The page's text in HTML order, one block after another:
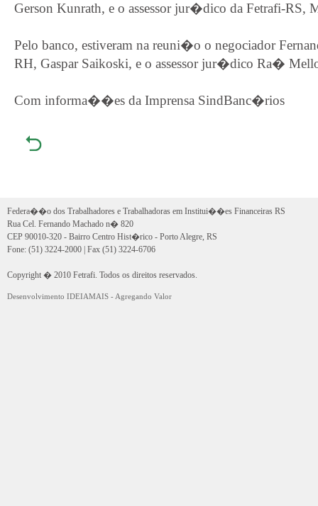
Gerson Kunrath, e o assessor jur�dico da Fetrafi-RS,
Pelo banco, estiveram na reuni�o o negociador
RH, Gaspar Saikoski, e o assessor jur�dico Ra�
Com informa��es da Imprensa SindBanc�rios
Federa��o dos Trabalhadores e Trabalhadoras em Institui��es Financeiras RS
Rua Cel. Fernando Machado n� 820
CEP 90010-320 - Bairro Centro Hist�rico - Porto Alegre, RS
Fone: (51) 3224-2000 | Fax (51) 3224-6706
Copyright � 2010 Fetrafi. Todos os direitos reservados.
Desenvolvimento IDEIAMAIS - Agregando Valor